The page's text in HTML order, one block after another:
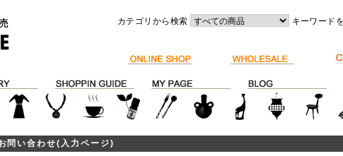
カテゴリから検索 キーワード
問い合わせ(入力ページ)